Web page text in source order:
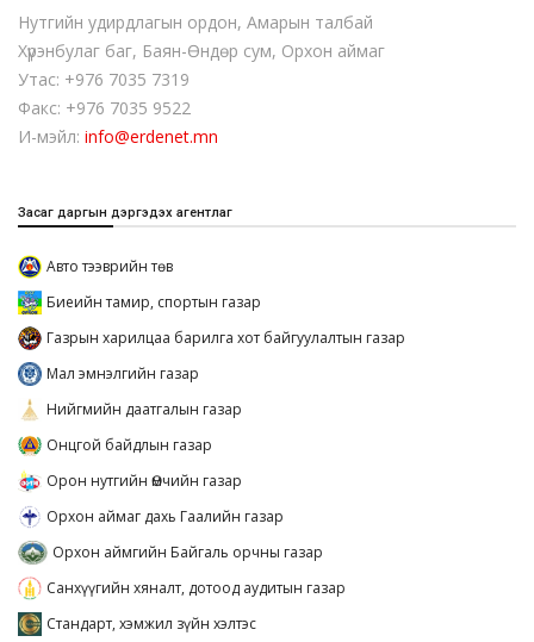
Нутгийн удирдлагын ордон, Амарын талбай
Хүрэнбулаг баг, Баян-Өндөр сум, Орхон аймаг
Утас: +976 7035 7319
Факс: +976 7035 9522
И-мэйл: info@erdenet.mn
Засаг даргын дэргэдэх агентлаг
Авто тээврийн төв
Биеийн тамир, спортын газар
Газрын харилцаа барилга хот байгуулалтын газар
Мал эмнэлгийн газар
Нийгмийн даатгалын газар
Онцгой байдлын газар
Орон нутгийн Өмчийн газар
Орхон аймаг дахь Гаалийн газар
Орхон аймгийн Байгаль орчны газар
Санхүүгийн хяналт, дотоод аудитын газар
Стандарт, хэмжил зүйн хэлтэс